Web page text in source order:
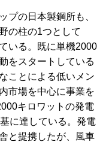
プの日本製鋼所も、
の柱の1つとして
いる。既に単機2000
をスタートしている
ことによる低いメン
市場を中心に事業を
キロワットの発電
に達している。発電
と提携したが、風車